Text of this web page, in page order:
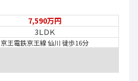
7,590万円
3ＬＤＫ
京王電鉄京王線 仙川 徒歩16分